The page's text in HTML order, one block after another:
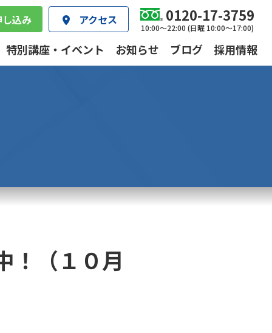
込み アクセス 0120-17-3759
10:00～22:00 (日曜 10:00～17:00)
特別講座・イベント お知らせ ブログ 採用情報
！（１０月